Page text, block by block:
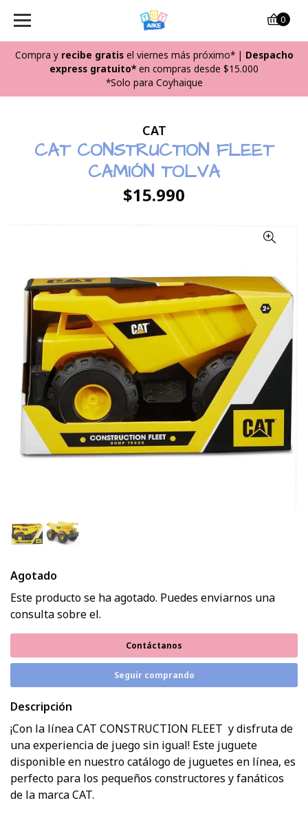
Compra y recibe gratisel viernes más próximo*| Despacho
express gratuito* en compras desde $15.000
*Solo para Coyhaique
0
CAT
CAT CONSTRUCTION FLEET
CAMIÓN TOLVA
$15.990
Agotado
Este producto se ha agotado. Puedes enviarnos una
consulta sobre el.
Contáctanos
Seguir comprando
Descripción
¡Con la línea CAT CONSTRUCTION FLEET y disfruta de
una experiencia de juego sin igual! Este juguete
disponible en nuestro catálogo de juguetes en línea, es
perfecto para los pequeños constructores y fanáticos
de la marca CAT.